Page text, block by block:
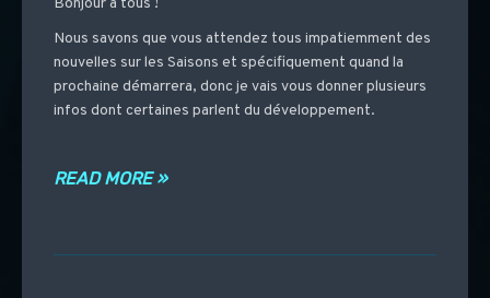
Bonjour à tous !
Nous savons que vous attendez tous impatiemment des
nouvelles sur les Saisons et spécifiquement quand la
prochaine démarrera, donc je vais vous donner plusieurs
infos dont certaines parlent du développement.
READ MORE »